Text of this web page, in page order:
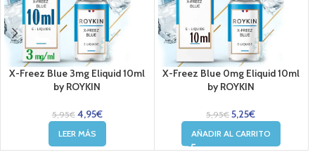
X-Freez Blue 3mg Eliquid 10ml
by ROYKIN
5,95€ 4,95€
LEER MÁS
X-Freez Blue 0mg Eliquid 10ml
by ROYKIN
5,95€ 5,25€
AÑADIR AL CARRITO